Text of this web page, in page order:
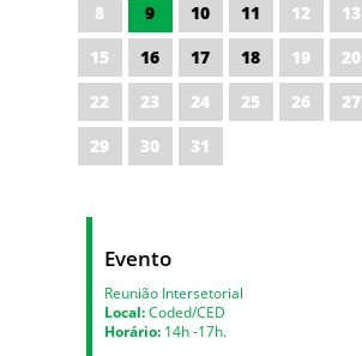
8
9 10 11 12 13
15
16 17 18 19 20
22
23 24 25 26 27
29
30 31
Evento
Reunião Intersetorial
Local:Coded/CED
Horário: 14h -17h.